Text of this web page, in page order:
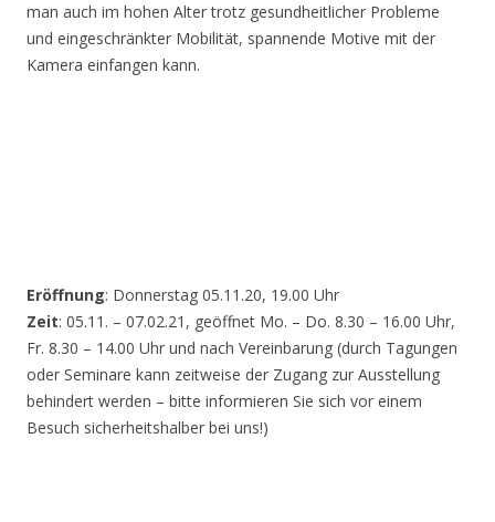
man auch im hohen Alter trotz gesundheitlicher Probleme
und eingeschränkter Mobilität, spannende Motive mit der
Kamera einfangen kann.
Eröffnung: Donnerstag 05.11.20, 19.00 Uhr
Zeit: 05.11. – 07.02.21, geöffnet Mo. – Do. 8.30 – 16.00 Uhr,
Fr. 8.30 – 14.00 Uhr und nach Vereinbarung (durch Tagungen
oder Seminare kann zeitweise der Zugang zur Ausstellung
behindert werden – bitte informieren Sie sich vor einem
Besuch sicherheitshalber bei uns!)